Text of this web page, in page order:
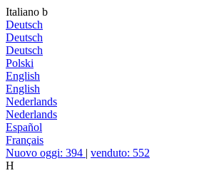
Italiano b
Deutsch
Deutsch
Deutsch
Polski
English
English
Nederlands
Nederlands
Español
Français
Nuovo oggi: 394 | venduto: 552
H